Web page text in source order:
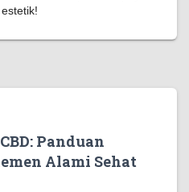
Panduan
Alami Sehat